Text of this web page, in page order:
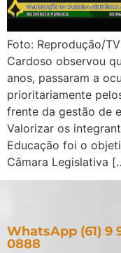
Foto: Reprodução/
Cardoso observou
anos, passaram a
prioritariamente
frente da gestão de
Valorizar os
Educação foi o
Câmara Legislativa
WhatsApp (61) 9
0888